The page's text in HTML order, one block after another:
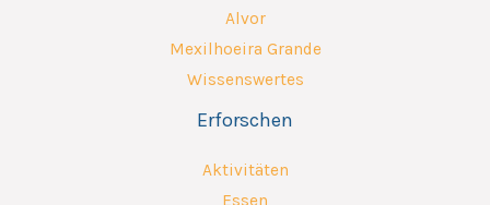
Alvor
Mexilhoeira Grande
Wissenswertes
Erforschen
Aktivitäten
Essen